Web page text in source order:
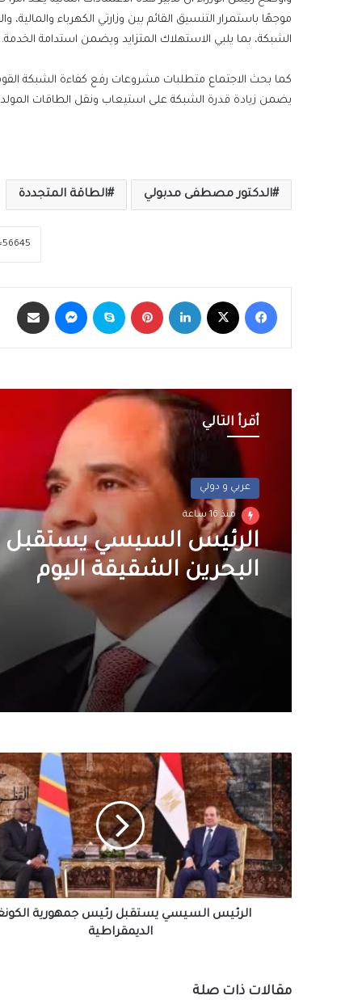
موجهًا باستمرار التنسيق القائم بين وزارتي الكهرباء
الشبكة، بما يلبي الاستهلاك المتزايد ويضمن استدامة الخدمة.
كما بحث الاجتماع متطلبات مشروعات رفع كفاءة الشبكة
يضمن زيادة قدرة الشبكة على استيعاب ونقل الطاقات
الدكتور مصطفى مدبولي الطاقة المتجددة
فيسبوك لينكدإن بينتيريست سكايب ماسنجر
أقرأ التالي
عربي و دولي
منذ 16 ساعة
الرئيس السيسي
البحرين الشقيقة اليوم
الرئيس
السيسي
يستقبل
رئيس
جمهورية
الكونغو
الديمقراطية
الرئيس السيسي يستقبل رئيس جمهورية
الديمقراطية
مقالات ذات صلة